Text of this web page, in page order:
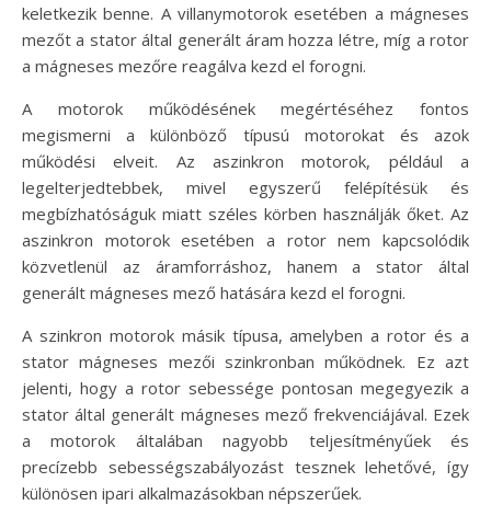
keletkezik benne. A villanymotorok esetében a mágneses
mezőt a stator által generált áram hozza létre, míg a rotor
a mágneses mezőre reagálva kezd el forogni.
A motorok működésének megértéséhez fontos
megismerni a különböző típusú motorokat és azok
működési elveit. Az aszinkron motorok, például a
legelterjedtebbek, mivel egyszerű felépítésük és
megbízhatóságuk miatt széles körben használják őket. Az
aszinkron motorok esetében a rotor nem kapcsolódik
közvetlenül az áramforráshoz, hanem a stator által
generált mágneses mező hatására kezd el forogni.
A szinkron motorok másik típusa, amelyben a rotor és a
stator mágneses mezői szinkronban működnek. Ez azt
jelenti, hogy a rotor sebessége pontosan megegyezik a
stator által generált mágneses mező frekvenciájával. Ezek
a motorok általában nagyobb teljesítményűek és
precízebb sebességszabályozást tesznek lehetővé, így
különösen ipari alkalmazásokban népszerűek.